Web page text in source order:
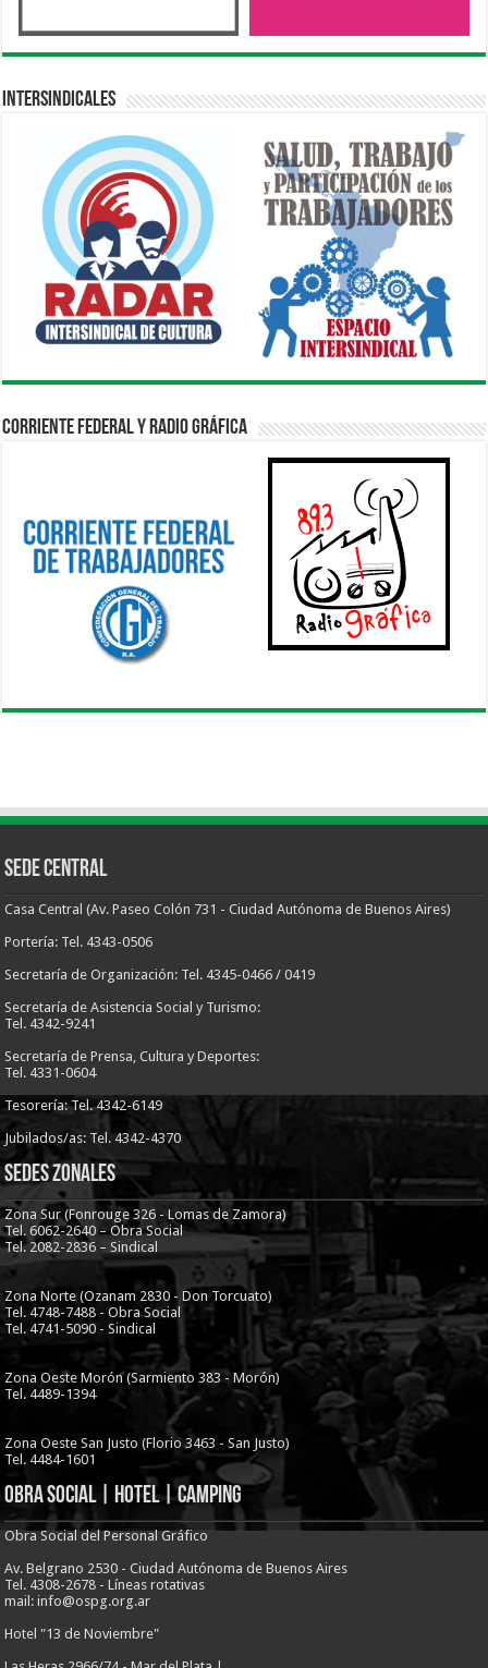
Intersindicales
Corriente Federal y Radio Gráfica
Sede Central
Casa Central (Av. Paseo Colón 731 - Ciudad Autónoma de Buenos Aires)
Portería: Tel. 4343-0506
Secretaría de Organización: Tel. 4345-0466 / 0419
Secretaría de Asistencia Social y Turismo:
Tel. 4342-9241
Secretaría de Prensa, Cultura y Deportes:
Tel. 4331-0604
Tesorería: Tel. 4342-6149
Jubilados/as: Tel. 4342-4370
Sedes Zonales
Zona Sur (Fonrouge 326 - Lomas de Zamora)
Tel. 6062-2640 – Obra Social
Tel. 2082-2836 – Sindical
Zona Norte (Ozanam 2830 - Don Torcuato)
Tel. 4748-7488 - Obra Social
Tel. 4741-5090 - Sindical
Zona Oeste Morón (Sarmiento 383 - Morón)
Tel. 4489-1394
Zona Oeste San Justo (Florio 3463 - San Justo)
Tel. 4484-1601
Obra Social | Hotel | Camping
Obra Social del Personal Gráfico
Av. Belgrano 2530 - Ciudad Autónoma de Buenos Aires
Tel. 4308-2678 - Líneas rotativas
mail: info@ospg.org.ar
Hotel "13 de Noviembre"